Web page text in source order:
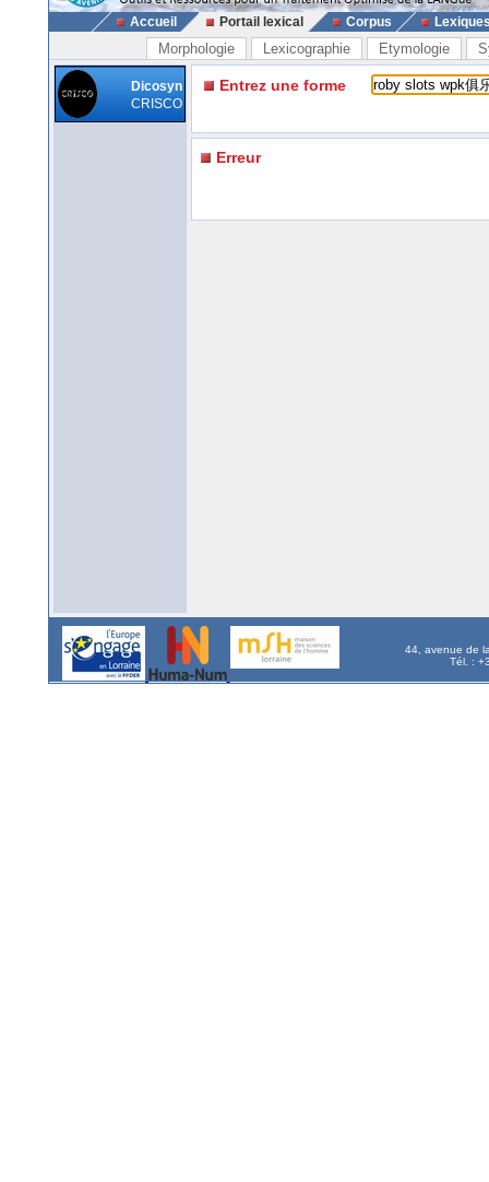
Accueil Portail lexical Corpus
Morphologie Lexicographie Etymologie
Dicosyn
CRISCO
Entrez une forme
Erreur
44, avenue de
Tél. :